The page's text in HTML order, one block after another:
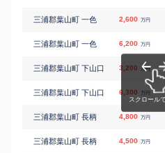
三浦郡葉山町 一色 2,600 万円
三浦郡葉山町 一色 6,200 万円
三浦郡葉山町 下山口 3,200 万円
三浦郡葉山町 下山口 6,300 万円
三浦郡葉山町 長柄 4,800 万円
三浦郡葉山町 長柄 4,500 万円